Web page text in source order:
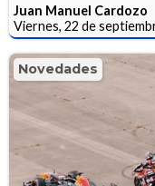
Juan Manuel Cardozo
Viernes, 22 de
Novedades